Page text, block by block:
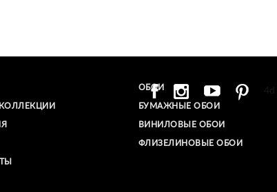
ОБОИ
БУМАЖНЫЕ ОБОИ
ВИНИЛОВЫЕ ОБОИ​
ФЛИЗЕЛИНОВЫЕ ОБОИ